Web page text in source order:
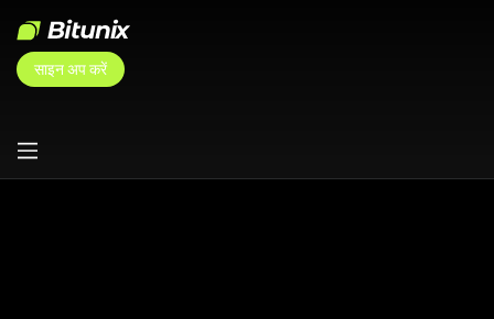
साइन अप करें